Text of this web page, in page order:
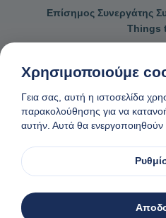
Επίσημος Συνεργάτης
Things
Επικοινωνήστε μαζί μας
Πολιτική
Αίτημα αφαίρεσης δεδομένων
Χρησιμοποιούμε
Γεια σας, αυτή η ιστοσελίδα
παρακολούθησης για να
αυτήν. Αυτά θα ενεργοποιηθούν